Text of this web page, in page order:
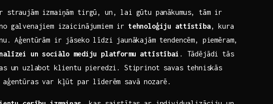
straujām izmaiņām tirgū, un, lai gūtu panākumus, tām ir
galvenajiem izaicinājumiem ir tehnoloģiju attīstība,‌ kura
Aģentūrām ir jāseko līdzi ‌jaunākajām tendencēm, piemēram,
un sociālo mediju ​platformu attīstībai . Tādējādi tās
un uzlabot klientu pieredzi. Stiprinot savas tehniskās
var​ kļūt par līderēm savā nozarē.